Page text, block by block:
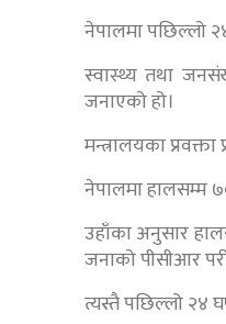
नेपालमा पछिल्लो
स्वास्थ्य तथा
जनाएको हो।
मन्त्रालयका
नेपालमा हालसम्म
उहाँका अनुसार
जनाको पीसीआर
त्यस्तै पछिल्लो २४